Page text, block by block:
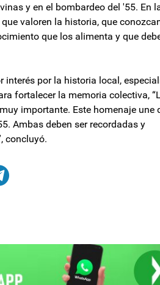
y en el bombardeo del '55. En
valoren la historia, que
que los alimenta y que
por la historia local,
fortalecer la memoria colectiva,
importante. Este homenaje une
Ambas deben ser recordadas y
concluyó.